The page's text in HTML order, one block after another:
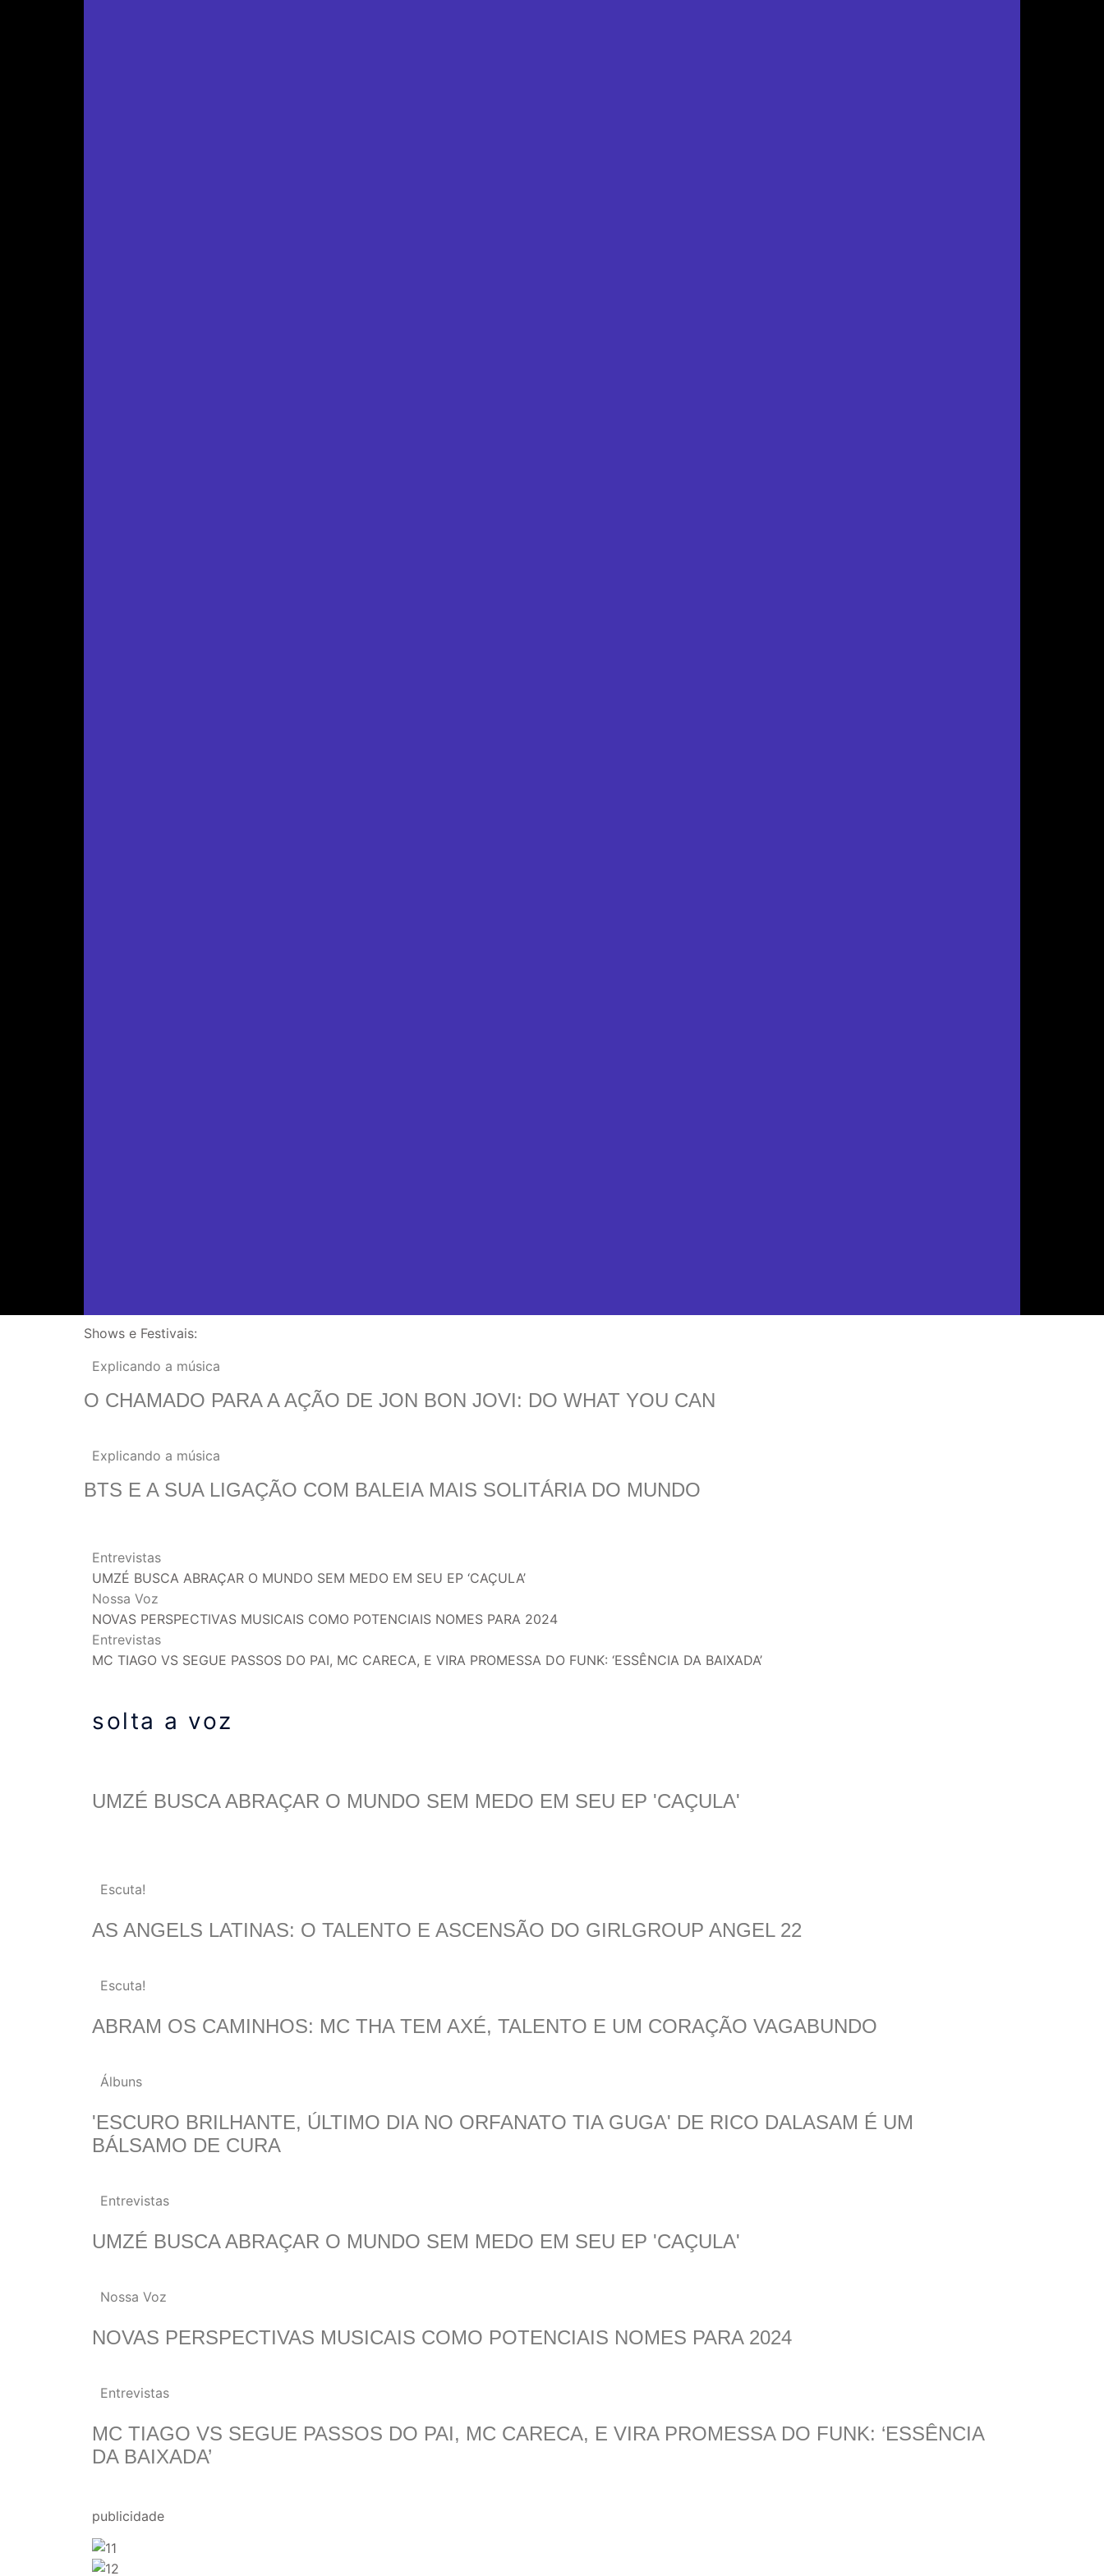
Shows e Festivais:
Explicando a música
O CHAMADO PARA A AÇÃO DE JON BON JOVI: DO WHAT YOU CAN
Explicando a música
BTS E A SUA LIGAÇÃO COM BALEIA MAIS SOLITÁRIA DO MUNDO
Entrevistas
UMZÉ BUSCA ABRAÇAR O MUNDO SEM MEDO EM SEU EP ‘CAÇULA’
Nossa Voz
NOVAS PERSPECTIVAS MUSICAIS COMO POTENCIAIS NOMES PARA 2024
Entrevistas
MC TIAGO VS SEGUE PASSOS DO PAI, MC CARECA, E VIRA PROMESSA DO FUNK: ‘ESSÊNCIA DA BAIXADA’
solta a voz
UMZÉ BUSCA ABRAÇAR O MUNDO SEM MEDO EM SEU EP 'CAÇULA'
Escuta!
AS ANGELS LATINAS: O TALENTO E ASCENSÃO DO GIRLGROUP ANGEL 22
Escuta!
ABRAM OS CAMINHOS: MC THA TEM AXÉ, TALENTO E UM CORAÇÃO VAGABUNDO
Álbuns
'ESCURO BRILHANTE, ÚLTIMO DIA NO ORFANATO TIA GUGA' DE RICO DALASAM É UM
BÁLSAMO DE CURA
Entrevistas
UMZÉ BUSCA ABRAÇAR O MUNDO SEM MEDO EM SEU EP 'CAÇULA'
Nossa Voz
NOVAS PERSPECTIVAS MUSICAIS COMO POTENCIAIS NOMES PARA 2024
Entrevistas
MC TIAGO VS SEGUE PASSOS DO PAI, MC CARECA, E VIRA PROMESSA DO FUNK: ‘ESSÊNCIA
DA BAIXADA’
publicidade